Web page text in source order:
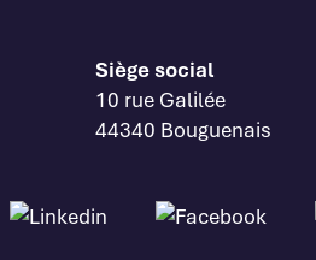
Siège social
10 rue Galilée
44340 Bouguenais